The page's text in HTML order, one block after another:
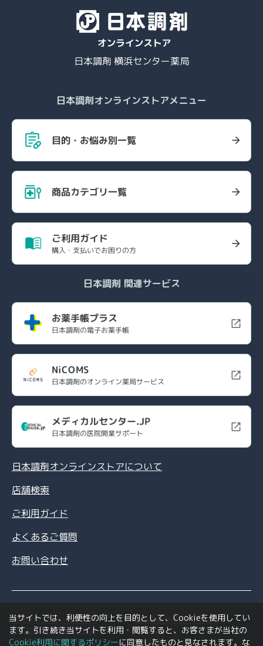
日本調剤 横浜センター薬局
日本調剤オンラインストアメニュー
目的・お悩み別一覧
商品カテゴリ一覧
ご利用ガイド
購入・支払いでお困りの方
日本調剤 関連サービス
お薬手帳プラス
日本調剤の電子お薬手帳
NiCOMS
日本調剤のオンライン薬局サービス
メディカルセンター.JP
日本調剤の医院開業サポート
日本調剤オンラインストアについて
店舗検索
ご利用ガイド
よくあるご質問
お問い合わせ
情報セキュリティポリシー
個人情報の取扱いについて
特定商取引法に基づく表記
利用規約
ご利用環境について
会社情報
当サイトでは、利便性の向上を目的として、Cookieを使用してい
ます。引き続き当サイトを利用・閲覧すると、お客さまが当社の
Cookie利用に関するポリシーに同意したものと見なされます。な